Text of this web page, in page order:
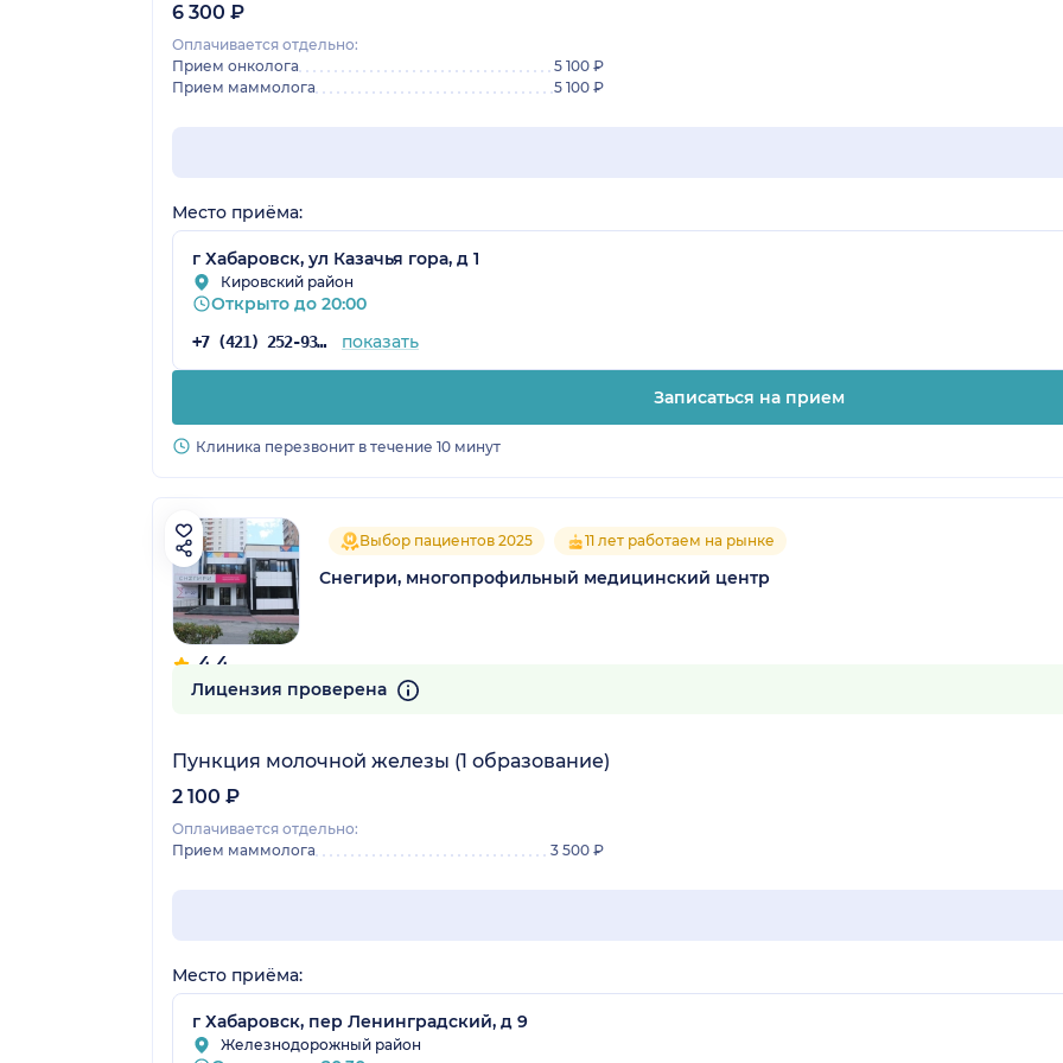
6 300 ₽
Оплачивается отдельно:
Прием онколога
5 100 ₽
Прием маммолога
5 100 ₽
Место приёма:
г Хабаровск, ул Казачья гора, д 1
Кировский район
Открыто до 20:00
+7 (421) 252-93-87 показать
Записаться на прием
Клиника перезвонит в течение 10 минут
4.4
52 отзыва
Выбор пациентов 2025 11 лет работаем на рынке
Снегири, многопрофильный медицинский центр
Лицензия проверена
Пункция молочной железы (1 образование)
2 100 ₽
Оплачивается отдельно:
Прием маммолога
3 500 ₽
Место приёма:
г Хабаровск, пер Ленинградский, д 9
Железнодорожный район